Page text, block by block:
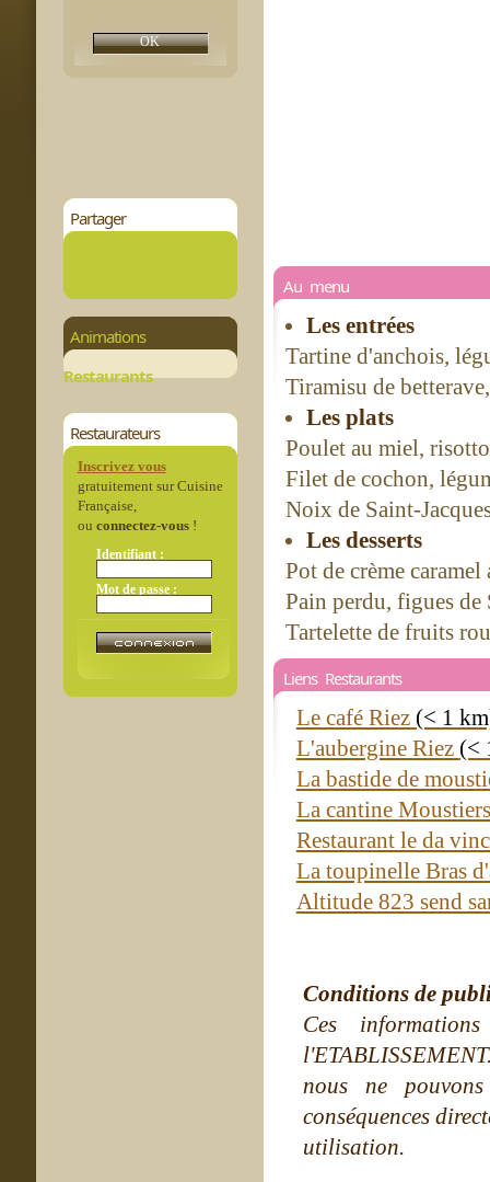
Partager
Animations
Restaurants
Restaurateurs
Inscrivez vous
gratuitement sur Cuisine
Française,
ou connectez-vous!
Identifiant :
Mot de passe :
Au menu
Les entrées
Tartine d'anchois,
Tiramisu de
Les plats
Poulet au miel,
Filet de cochon,
Noix de Saint-
Les desserts
Pot de crème
Pain perdu, figues
Tartelette de fruits
Liens Restaurants
Le café Riez (< 1
L'aubergine Riez (<
La bastide de
La cantine
Restaurant le da
La toupinelle Bras
Altitude 823 send
Conditions de
Ces
nous ne
conséquences
utilisation.